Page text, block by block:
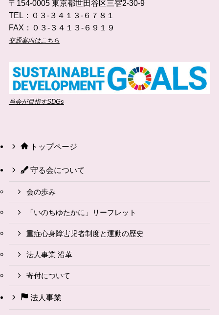
〒154-0005 東京都世田谷区三宿2-30-9
TEL：０３-３４１３-６７８１
FAX：０３-３４１３-６９１９
交通案内はこちら
当会が目指すSDGs
トップページ
守る会について
会の歩み
「いのちゆたかに」リーフレット
重症心身障害児者制度と運動の歴史
法人事業 沿革
寄付について
法人事業